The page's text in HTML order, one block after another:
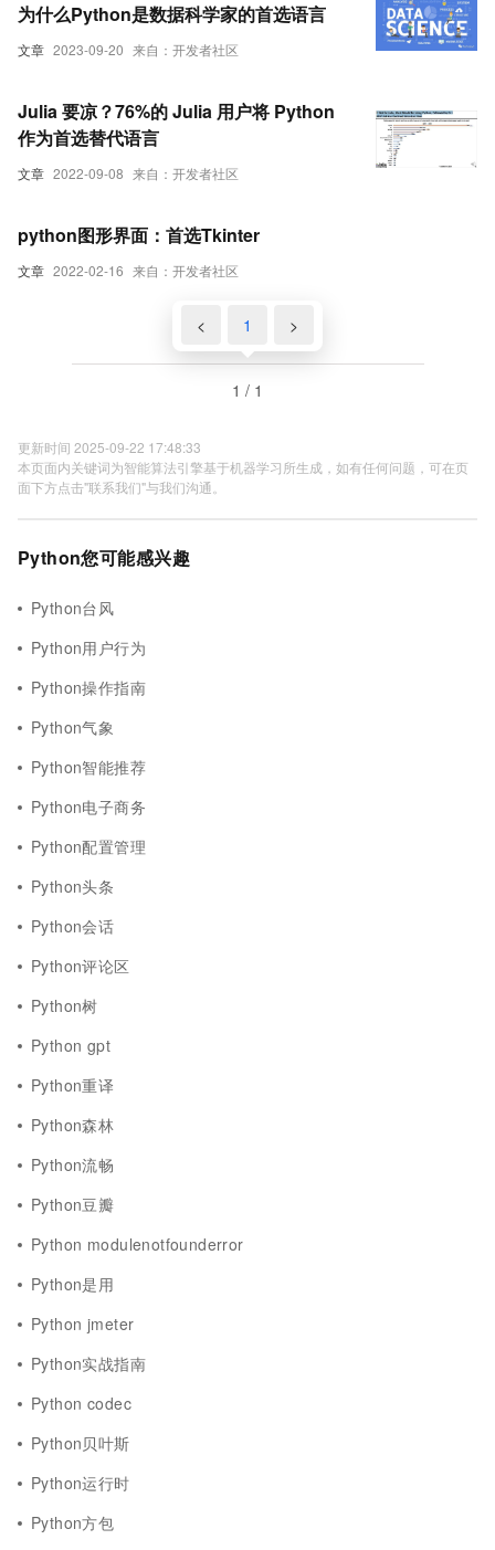
文章 2023-09-20 来自：开发者社区
为什么Python是数据科学家的首选语言
文章 2022-09-08 来自：开发者社区
Julia 要凉？76%的 Julia 用户将 Python
作为首选替代语言
文章 2022-02-16 来自：开发者社区
python图形界面：首选Tkinter
< 1 >
1 / 1
更新时间 2025-09-22 17:48:33
本页面内关键词为智能算法引擎基于机器学习所生成，如有任何问题，可在页
面下方点击"联系我们"与我们沟通。
Python您可能感兴趣
Python台风
Python用户行为
Python操作指南
Python气象
Python智能推荐
Python电子商务
Python配置管理
Python头条
Python会话
Python评论区
Python树
Python gpt
Python重译
Python森林
Python流畅
Python豆瓣
Python modulenotfounderror
Python是用
Python jmeter
Python实战指南
Python codec
Python贝叶斯
Python运行时
Python方包